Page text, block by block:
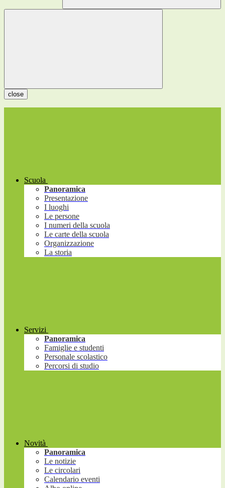
close
Scuola
Panoramica
Presentazione
I luoghi
Le persone
I numeri della scuola
Le carte della scuola
Organizzazione
La storia
Servizi
Panoramica
Famiglie e studenti
Personale scolastico
Percorsi di studio
Novità
Panoramica
Le notizie
Le circolari
Calendario eventi